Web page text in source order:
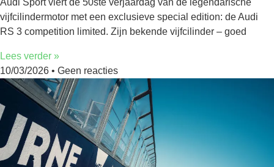
Audi Sport viert de 50ste verjaardag van de legendarische
vijfcilindermotor met een exclusieve special edition: de Audi
RS 3 competition limited. Zijn bekende vijfcilinder – goed
Lees verder »
10/03/2026
Geen reacties